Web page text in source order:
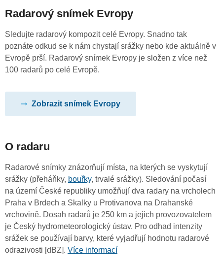
Radarový snímek Evropy
Sledujte radarový kompozit celé Evropy. Snadno tak
poznáte odkud se k nám chystají srážky nebo kde aktuálně v
Evropě prší. Radarový snímek Evropy je složen z více než
100 radarů po celé Evropě.
Zobrazit snímek Evropy
O radaru
Radarové snímky znázorňují místa, na kterých se vyskytují
srážky (přeháňky, bouřky, trvalé srážky). Sledování počasí
na území České republiky umožňují dva radary na vrcholech
Praha v Brdech a Skalky u Protivanova na Drahanské
vrchovině. Dosah radarů je 250 km a jejich provozovatelem
je Český hydrometeorologický ústav. Pro odhad intenzity
srážek se používají barvy, které vyjadřují hodnotu radarové
odrazivosti [dBZ]. Více informací